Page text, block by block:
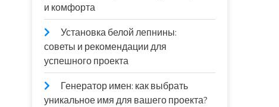
и комфорта
Установка белой лепнины:
советы и рекомендации для
успешного проекта
Генератор имен: как выбрать
уникальное имя для вашего проекта?